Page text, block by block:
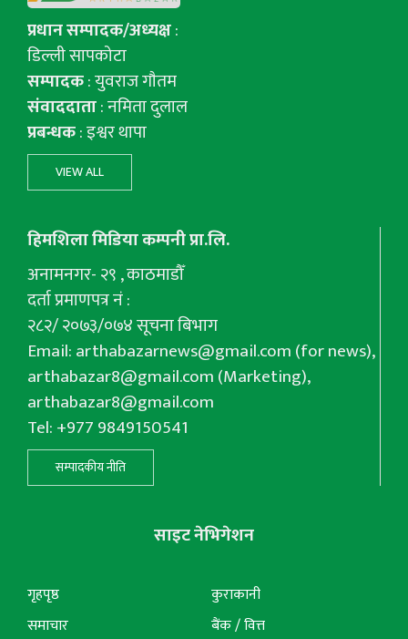
प्रधान सम्पादक/अध्यक्ष:
डिल्ली सापकोटा
सम्पादक: युवराज गाैतम
संवाददाता: नमिता दुलाल
प्रबन्धक: इश्वर थापा
VIEW ALL
हिमशिला मिडिया कम्पनी प्रा.लि.
अनामनगर- २९ , काठमाडौँ
दर्ता प्रमाणपत्र नं :
२८२/ २०७३/०७४ सूचना बिभाग
Email:arthabazarnews@gmail.com(for news),
arthabazar8@gmail.com(Marketing),
arthabazar8@gmail.com
Tel: +977 9849150541
सम्पादकीय नीति
साइट नेभिगेशन
गृहपृष्ठ
समाचार
कुराकानी
बैंक / वित्त